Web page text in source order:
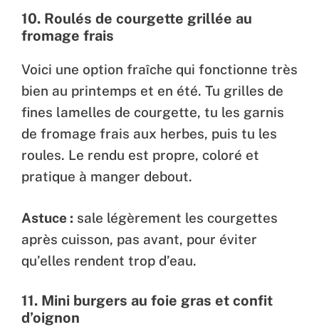
10. Roulés de courgette grillée au
fromage frais
Voici une option fraîche qui fonctionne très
bien au printemps et en été. Tu grilles de
fines lamelles de courgette, tu les garnis
de fromage frais aux herbes, puis tu les
roules. Le rendu est propre, coloré et
pratique à manger debout.
Astuce : sale légèrement les courgettes
après cuisson, pas avant, pour éviter
qu’elles rendent trop d’eau.
11. Mini burgers au foie gras et confit
d’oignon